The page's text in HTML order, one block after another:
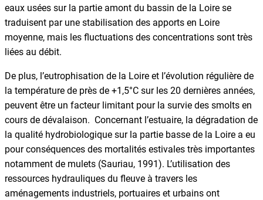
eaux usées sur la partie amont du bassin de la Loire se
traduisent par une stabilisation des apports en Loire
moyenne, mais les fluctuations des concentrations sont très
liées au débit.
De plus, l’eutrophisation de la Loire et l’évolution régulière de
la température de près de +1,5°C sur les 20 dernières années,
peuvent être un facteur limitant pour la survie des smolts en
cours de dévalaison. Concernant l’estuaire, la dégradation de
la qualité hydrobiologique sur la partie basse de la Loire a eu
pour conséquences des mortalités estivales très importantes
notamment de mulets (Sauriau, 1991). L’utilisation des
ressources hydrauliques du fleuve à travers les
aménagements industriels, portuaires et urbains ont